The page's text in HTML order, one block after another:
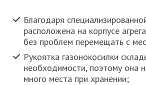
Благодаря
расположена на корпусе
без проблем перемещать с
Рукоятка газонокосилки
необходимости, поэтому она
много места при хранении;